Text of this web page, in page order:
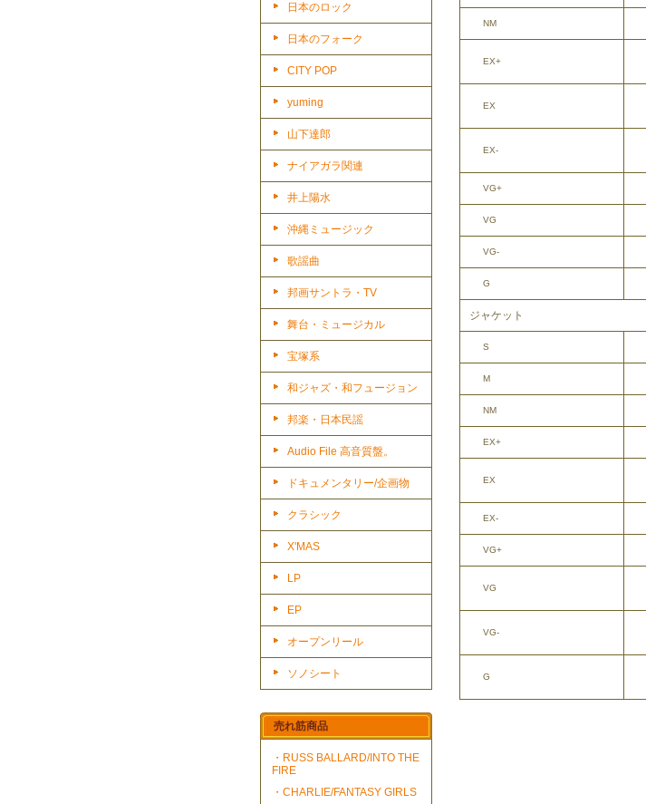
日本のロック
日本のフォーク
CITY POP
yuming
山下達郎
ナイアガラ関連
井上陽水
沖縄ミュージック
歌謡曲
邦画サントラ・TV
舞台・ミュージカル
宝塚系
和ジャズ・和フュージョン
邦楽・日本民謡
Audio File 高音質盤。
ドキュメンタリー/企画物
クラシック
X'MAS
LP
EP
オープンリール
ソノシート
売れ筋商品
・RUSS BALLARD/INTO THE
FIRE
・CHARLIE/FANTASY GIRLS
NM
EX+
EX
EX-
VG+
VG
VG-
G
ジャケット
S
M
NM
EX+
EX
EX-
VG+
VG
VG-
G